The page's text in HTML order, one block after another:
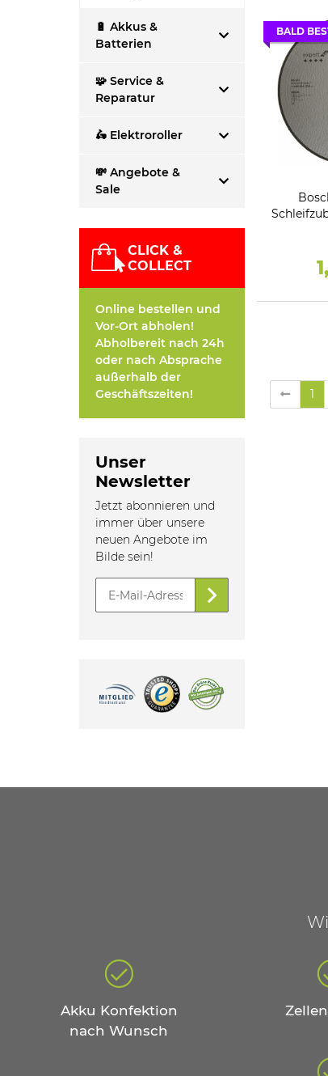
BALD
1
🔋 Akkus &
Batterien
🧩 Service &
Reparatur
🛵 Elektroroller
💸 Angebote &
Sale
CLICK &
COLLECT
Online bestellen und
Vor-Ort abholen!
Abholbereit nach 24h
oder nach Absprache
außerhalb der
Geschäftszeiten!
Unser
Newsletter
Jetzt abonnieren und
immer über unsere
neuen Angebote im
Bilde sein!
Akku Konfektion
nach Wunsch